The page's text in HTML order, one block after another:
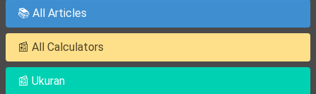
📚 All Articles
📰 All Calculators
📰 Ukuran